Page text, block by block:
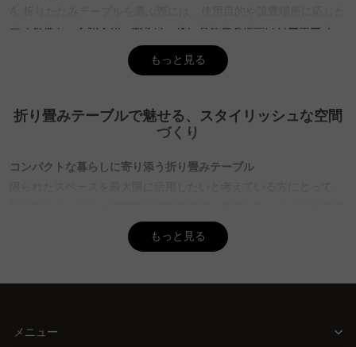
高さを選ぶことが大切。例えば、床に直接座る場合はローテーブ
ル、高さ調節が可能なタイプは多用途に便利です。デザインも重要
で、天然木やアイアン素材はそれぞれ異なる雰囲気を演出。
Q. 折りたたみテーブルの収納方法について知りたい
A. 折りたたみテーブルは、使わない時にコンパクトに収納できるの
CAGUUUのテーブルは、スペースを有効活用できる設計で、収納時
A. 持ち運びやすさを重視するなら、軽量なモデルを選ぶと良いで
す。ただし、軽すぎると安定感に欠ける場合があるため、レビュー
性を兼ね備えた選択肢が豊富で、アウトドアや部屋間の移動にも便
Q. CAGUUUの折りたたみテーブルの魅力は？
もっと見る
折り畳みテーブルで魅せる、スタイリッシュな空間
づくり
コンパクトな暮らしに寄り添う折り畳みテーブル
に収納でき、省スペースでありながら多機能なアイテムとして日常
ンテージスタイルなど、多彩なデザインを取り揃えています。素材
もっと見る
メニュー